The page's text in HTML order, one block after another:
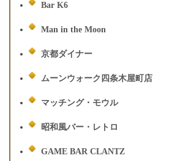
Bar K6
Man in the Moon
京都ダイナー
ムーンウォーク四条木屋町店
マッチング・モウル
昭和風バー・ レトロ
GAME BAR CLANTZ